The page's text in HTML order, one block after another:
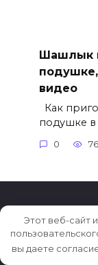
Шашлык
видео
Как
подушке в
0
© 2026
Этот веб-сайт
вы даете